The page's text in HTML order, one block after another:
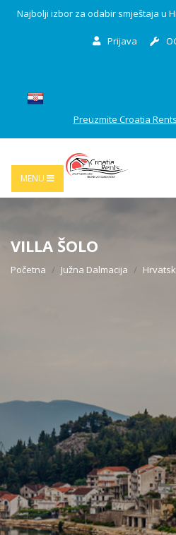
Najbolji izbor za odabir smještaja u
Prijava
Preuzmite Croatia
MENU
VILLA ŠOLO
Početna Južna Dalmacija